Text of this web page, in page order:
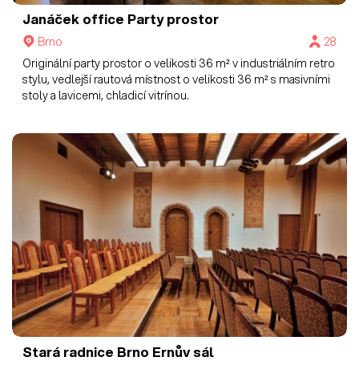
Janáček office Party prostor
Brno
28
Originální party prostor o velikosti 36 m² v industriálním retro
stylu, vedlejší rautová místnost o velikosti 36 m² s masivními
stoly a lavicemi, chladicí vitrínou.
Stará radnice Brno Ernův sál